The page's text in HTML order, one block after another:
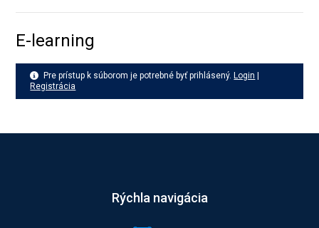
E-learning
Pre prístup k súborom je potrebné byť prihlásený. Login
Registrácia
Rýchla navigácia